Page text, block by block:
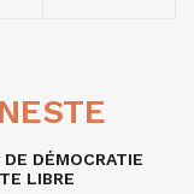
DÉMOCRATIE
LIBRE